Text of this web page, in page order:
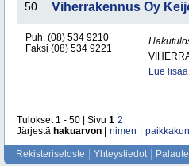
50. Viherrakennus Oy
Puh. (08) 534 9210
Faksi (08) 534 9221
Lue
Tulokset 1 - 50 | Sivu 1 2
Järjestä hakuarvon nimen
Rekisteriseloste Yhteystiedot Palaute